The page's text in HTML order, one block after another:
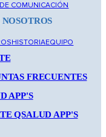
COMUNICACIÓN
NOSOTROS
HISTORIAEQUIPO
FRECUENTES
APP'S
QSALUD APP'S